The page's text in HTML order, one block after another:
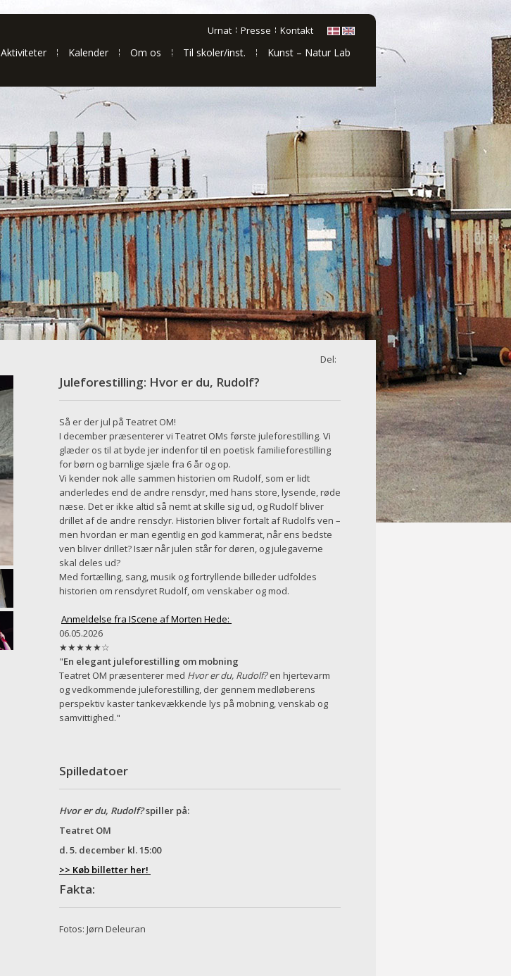
Kontakt
Presse
Urnat
Aktiviteter Kalender Om os Til skoler/inst. Kunst – Natur Lab
Del:
Juleforestilling: Hvor er du, Rudolf?
Så er der jul på Teatret OM!
I december præsenterer vi Teatret OMs første juleforestilling. Vi
glæder os til at byde jer indenfor til en poetisk familieforestilling
for børn og barnlige sjæle fra 6 år og op.
Vi kender nok alle sammen historien om Rudolf, som er lidt
anderledes end de andre rensdyr, med hans store, lysende, røde
næse. Det er ikke altid så nemt at skille sig ud, og Rudolf bliver
drillet af de andre rensdyr. Historien bliver fortalt af Rudolfs ven –
men hvordan er man egentlig en god kammerat, når ens bedste
ven bliver drillet? Især når julen står for døren, og julegaverne
skal deles ud?
Med fortælling, sang, musik og fortryllende billeder udfoldes
historien om rensdyret Rudolf, om venskaber og mod.
Anmeldelse fra IScene af Morten Hede:
06.05.2026
★★★★★☆
"En elegant juleforestilling om mobning
Teatret OM præsenterer med Hvor er du, Rudolf?en hjertevarm
og vedkommende juleforestilling, der gennem medløberens
perspektiv kaster tankevækkende lys på mobning, venskab og
samvittighed."
Spilledatoer
Hvor er du, Rudolf?spiller på:
Teatret OM
d. 5. december kl. 15:00
>> Køb billetter her!
Fakta:
Fotos: Jørn Deleuran